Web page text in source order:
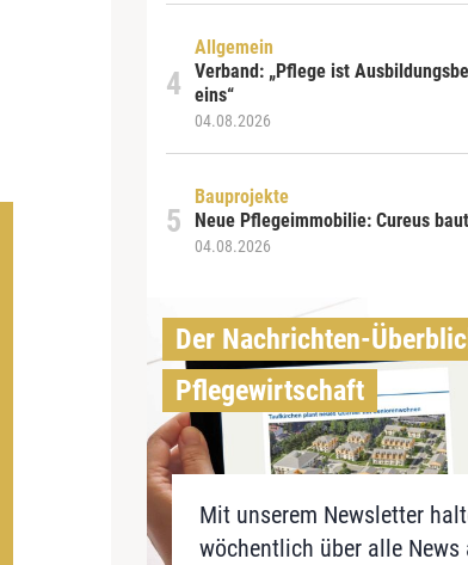
Allgemein
Verband: „Pflege ist
eins“
04.08.2026
Bauprojekte
Neue Pflegeimmobilie: Cureus
04.08.2026
Der Nachrichten-
Pflegewirtschaft
Mit unserem Newsletter
wöchentlich über alle News